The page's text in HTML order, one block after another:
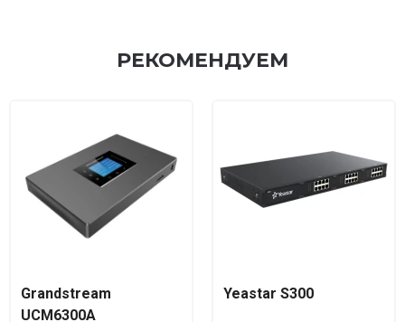
Поддержка корпоративных систем IP-телефонии
Характеристики:
LDAP, TR-069, 802.1x, TLS, SRTP,
РЕКОМЕНДУЕМ
Grandstream
UCM6300A
Yeastar S300